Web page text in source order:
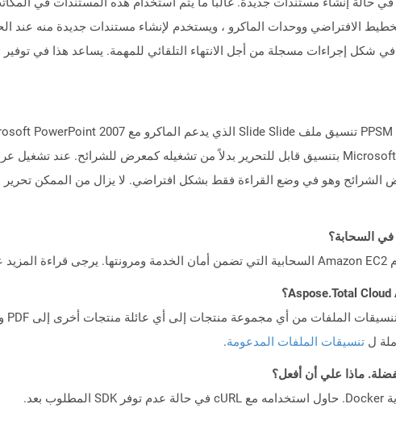
شكل إجراءات مسجلة من أجل الانتهاء التلقائي للمهمة. يساعد هذا في توفير
تنسيقات الملفات المدعومة.